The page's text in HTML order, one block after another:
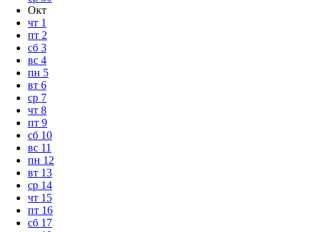
Окт
чт 1
пт 2
сб 3
вс 4
пн 5
вт 6
ср 7
чт 8
пт 9
сб 10
вс 11
пн 12
вт 13
ср 14
чт 15
пт 16
сб 17